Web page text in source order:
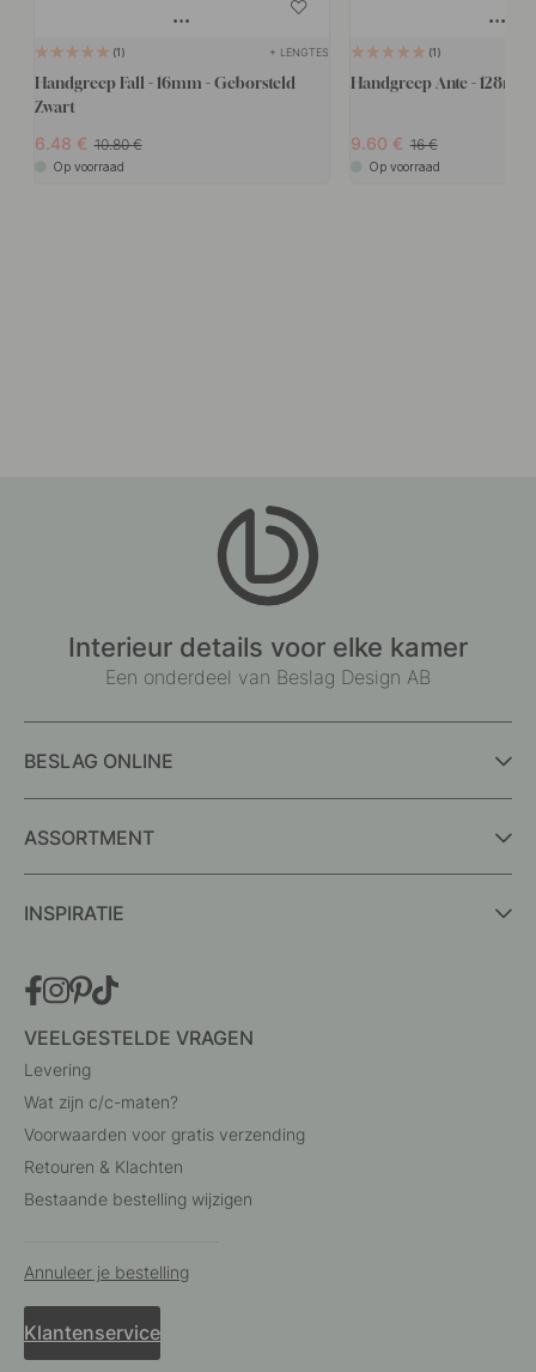
1 + LENGTES
Handgreep Fall - 16mm - Geborsteld
Zwart
6.48 10.80
Op voorraad
1
Handgreep Ante -
9.60 16
Op voorraad
Interieur details voor elke kamer
Een onderdeel van Beslag Design AB
BESLAG ONLINE
ASSORTMENT
INSPIRATIE
VEELGESTELDE VRAGEN
Levering
Wat zijn c/c-maten?
Voorwaarden voor gratis verzending
Retouren & Klachten
Bestaande bestelling wijzigen
Annuleer je bestelling
Klantenservice